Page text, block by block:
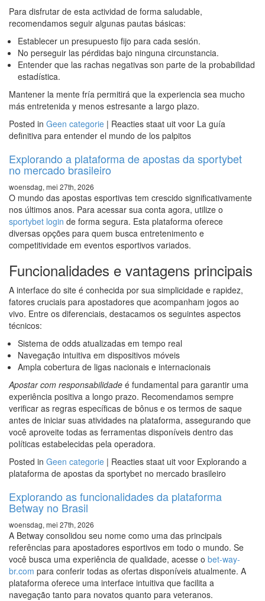
Para disfrutar de esta actividad de forma saludable,
recomendamos seguir algunas pautas básicas:
Establecer un presupuesto fijo para cada sesión.
No perseguir las pérdidas bajo ninguna circunstancia.
Entender que las rachas negativas son parte de la probabilidad
estadística.
Mantener la mente fría permitirá que la experiencia sea mucho
más entretenida y menos estresante a largo plazo.
Posted in Geen categorie | Reacties staat uit voor La guía
definitiva para entender el mundo de los palpitos
Explorando a plataforma de apostas da sportybet
no mercado brasileiro
woensdag, mei 27th, 2026
O mundo das apostas esportivas tem crescido significativamente
nos últimos anos. Para acessar sua conta agora, utilize o
sportybet login de forma segura. Esta plataforma oferece
diversas opções para quem busca entretenimento e
competitividade em eventos esportivos variados.
Funcionalidades e vantagens principais
A interface do site é conhecida por sua simplicidade e rapidez,
fatores cruciais para apostadores que acompanham jogos ao
vivo. Entre os diferenciais, destacamos os seguintes aspectos
técnicos:
Sistema de odds atualizadas em tempo real
Navegação intuitiva em dispositivos móveis
Ampla cobertura de ligas nacionais e internacionais
Apostar com responsabilidade é fundamental para garantir uma
experiência positiva a longo prazo. Recomendamos sempre
verificar as regras específicas de bônus e os termos de saque
antes de iniciar suas atividades na plataforma, assegurando que
você aproveite todas as ferramentas disponíveis dentro das
políticas estabelecidas pela operadora.
Posted in Geen categorie | Reacties staat uit voor Explorando a
plataforma de apostas da sportybet no mercado brasileiro
Explorando as funcionalidades da plataforma
Betway no Brasil
woensdag, mei 27th, 2026
A Betway consolidou seu nome como uma das principais
referências para apostadores esportivos em todo o mundo. Se
você busca uma experiência de qualidade, acesse o bet-way-
br.com para conferir todas as ofertas disponíveis atualmente. A
plataforma oferece uma interface intuitiva que facilita a
navegação tanto para novatos quanto para veteranos.